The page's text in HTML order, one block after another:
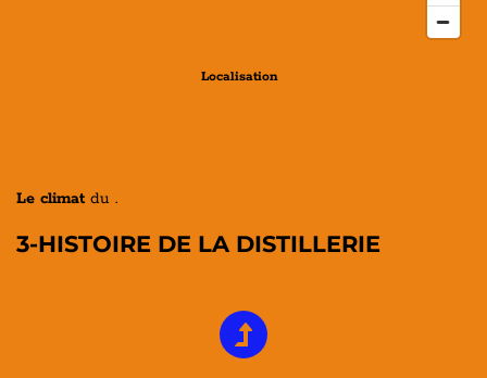
Localisation
Le climat du .
3-HISTOIRE DE LA DISTILLERIE